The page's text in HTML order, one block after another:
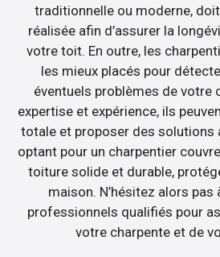
traditionnelle ou moderne,
réalisée afin d’assurer la
votre toit. En outre, les
les mieux placés pour
éventuels problèmes de votre
expertise et expérience, ils
totale et proposer des solutions
optant pour un charpentier
toiture solide et durable,
maison. N’hésitez alors
professionnels qualifiés pour
votre charpente et de